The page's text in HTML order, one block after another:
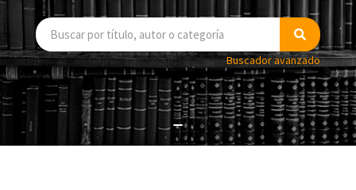
Buscador avanzado